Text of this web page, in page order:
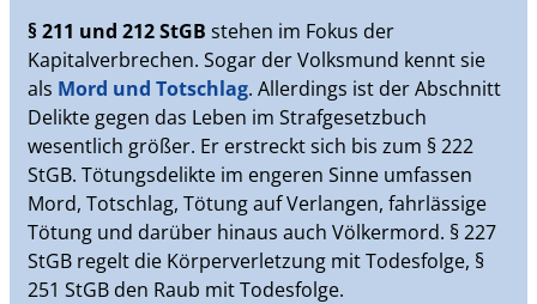
§ 211 und 212 StGB stehen im Fokus der
Kapitalverbrechen. Sogar der Volksmund kennt sie
als Mord und Totschlag. Allerdings ist der Abschnitt
Delikte gegen das Leben im Strafgesetzbuch
wesentlich größer. Er erstreckt sich bis zum § 222
StGB. Tötungsdelikte im engeren Sinne umfassen
Mord, Totschlag, Tötung auf Verlangen, fahrlässige
Tötung und darüber hinaus auch Völkermord. § 227
StGB regelt die Körperverletzung mit Todesfolge, §
251 StGB den Raub mit Todesfolge.